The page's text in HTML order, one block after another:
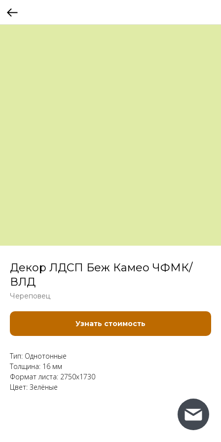
Декор ЛДСП Беж Камео ЧФМК/
ВЛД
Череповец
Узнать стоимость
Тип: Однотонные
Толщина: 16 мм
Формат листа: 2750x1730
Цвет: Зелёные